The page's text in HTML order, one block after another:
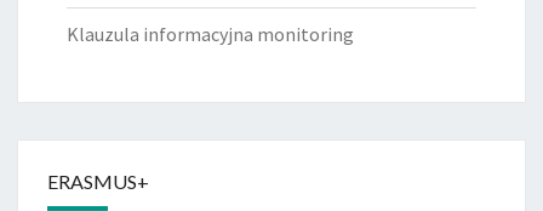
Klauzula informacyjna monitoring
ERASMUS+